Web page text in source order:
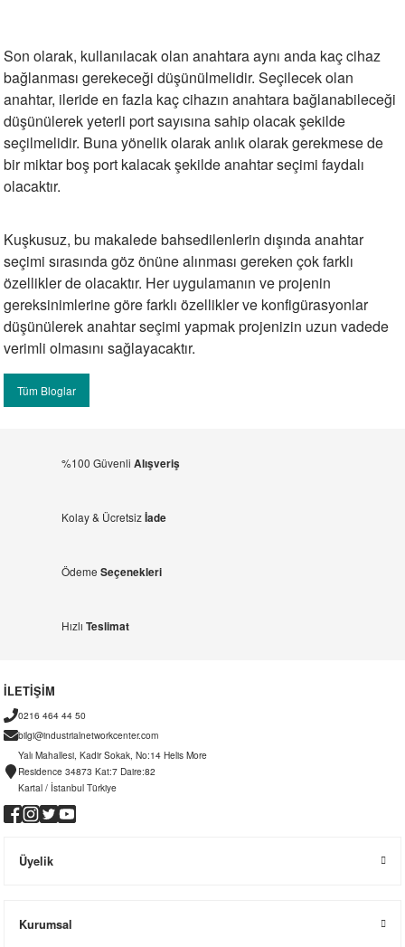
Son olarak, kullanılacak olan anahtara aynı anda kaç cihaz
bağlanması gerekeceği düşünülmelidir. Seçilecek olan
anahtar, ileride en fazla kaç cihazın anahtara bağlanabileceği
düşünülerek yeterli port sayısına sahip olacak şekilde
seçilmelidir. Buna yönelik olarak anlık olarak gerekmese de
bir miktar boş port kalacak şekilde anahtar seçimi faydalı
olacaktır.
Kuşkusuz, bu makalede bahsedilenlerin dışında anahtar
seçimi sırasında göz önüne alınması gereken çok farklı
özellikler de olacaktır. Her uygulamanın ve projenin
gereksinimlerine göre farklı özellikler ve konfigürasyonlar
düşünülerek anahtar seçimi yapmak projenizin uzun vadede
verimli olmasını sağlayacaktır.
Tüm Bloglar
%100 Güvenli Alışveriş
Kolay & Ücretsizİade
Ödeme Seçenekleri
Hızlı Teslimat
İLETİŞİM
0216 464 44 50
bilgi@industrialnetworkcenter.com
Yalı Mahallesi, Kadir Sokak, No:14 Helis More
Residence 34873 Kat:7 Daire:82
Kartal / İstanbul Türkiye
Üyelik
Kurumsal